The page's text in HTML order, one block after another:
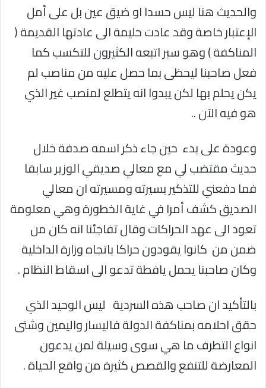
والحديث هنا ليس حسدا او ضيق عين بل على أمل
الإعتبار خاصة وقد عادت حليمة الى عادتها القديمة (
المناكفة ) وهو سبر اتبعه الكثيرون للتكسب كما
فعل صاحبنا ليحظى بما حصل عليه من مناصب لم
يكن يحلم بها لكن يبدوا انه يتطلع لمنصب غير الذي
هو فيه الآن ..
وعودة على بدء حين جاء ذكر اسمه صدفة خلال
حديث مقتضب لي مع معالي صديقي الوزير سابقا
فما دفعني للتذكير بسيرته ومسيرته ان معالي
الصديق كشف أمرا في غاية الخطورة وهي معلومة
تعود الى عهد الحراكات وقال تفاجئنا انه كان من
ضمن من كانوا يقودون حراكا باتجاه وزارة الداخلية
وكان صاحبنا يحمل يافطة تدعو الى اسقاط النظام .
بالتأكيد ان صاحب هذه السردية ليس الوحيد الذي
حقق احلامه بمناكفة الدولة فاليسار واليمين وشتى
انواع التطرف ما هي سوى وسيلة لمن يدعون
المعارضة للتنفع والقصص كثيرة من واقع الحياة .